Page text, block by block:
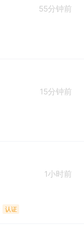
55分钟前
15分钟前
1小时前
认证